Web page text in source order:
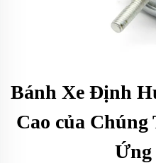
Bánh Xe Định
Cao của
Ứng